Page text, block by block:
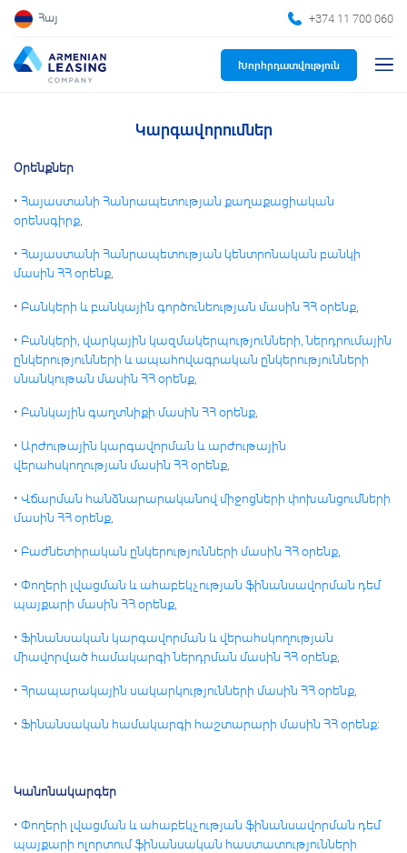
Հայ +374 11 700 060
Խորհրդատվություն
Կարգավորումներ
Օրենքներ
• Հայաստանի Հանրապետության քաղաքացիական
օրենսգիրք,
• Հայաստանի Հանրապետության կենտրոնական բանկի
մասին ՀՀ օրենք,
• Բանկերի և բանկային գործունեության մասին ՀՀ օրենք,
• Բանկերի, վարկային կազմակերպությունների, ներդրումային
ընկերությունների և ապահովագրական ընկերությունների
սնանկութան մասին ՀՀ օրենք,
• Բանկային գաղտնիքի մասին ՀՀ օրենք,
• Արժութային կարգավորման և արժութային
վերահսկողության մասին ՀՀ օրենք,
• Վճարման հանձնարարականով միջոցների փոխանցումների
մասին ՀՀ օրենք,
• Բաժնետիրական ընկերությունների մասին ՀՀ օրենք,
• Փողերի լվացման և ահաբեկչության ֆինանսավորման դեմ
պայքարի մասին ՀՀ օրենք,
• Ֆինանսական կարգավորման և վերահսկողության
միավորված համակարգի ներդրման մասին ՀՀ օրենք,
• Հրապարակային սակարկությունների մասին ՀՀ օրենք,
• Ֆինանսական համակարգի հաշտարարի մասին ՀՀ օրենք:
Կանոնակարգեր
• Փողերի լվացման և ահաբեկչության ֆինանսավորման դեմ
պայքարի ոլորտում ֆինանսական հաստատությունների